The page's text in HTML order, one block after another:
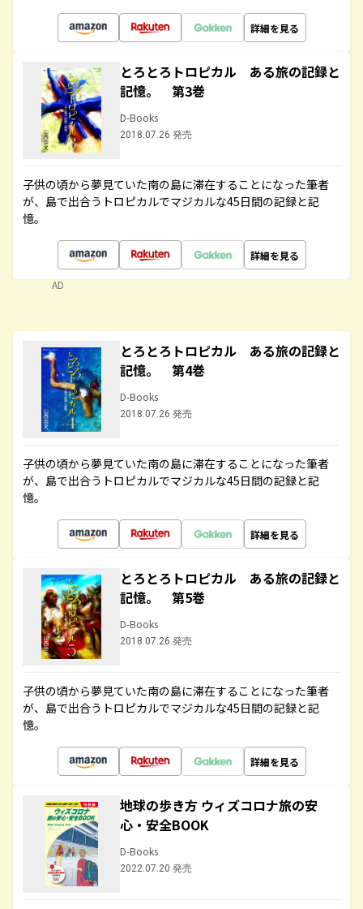
詳細を見る
とろとろトロピカル ある旅の記録と
記憶。 第3巻
D-Books
2018.07.26 発売
子供の頃から夢見ていた南の島に滞在することになった筆者
が、島で出合うトロピカルでマジカルな45日間の記録と記
憶。
詳細を見る
AD
とろとろトロピカル ある旅の記録と
記憶。 第4巻
D-Books
2018.07.26 発売
子供の頃から夢見ていた南の島に滞在することになった筆者
が、島で出合うトロピカルでマジカルな45日間の記録と記
憶。
詳細を見る
とろとろトロピカル ある旅の記録と
記憶。 第5巻
D-Books
2018.07.26 発売
子供の頃から夢見ていた南の島に滞在することになった筆者
が、島で出合うトロピカルでマジカルな45日間の記録と記
憶。
詳細を見る
地球の歩き方 ウィズコロナ旅の安
心・安全BOOK
D-Books
2022.07.20 発売